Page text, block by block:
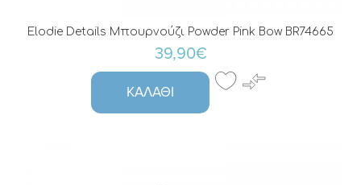
Elodie Details Μπουρνούζι Powder Pink Bow BR74665
39,90€
ΚΑΛΆΘΙ